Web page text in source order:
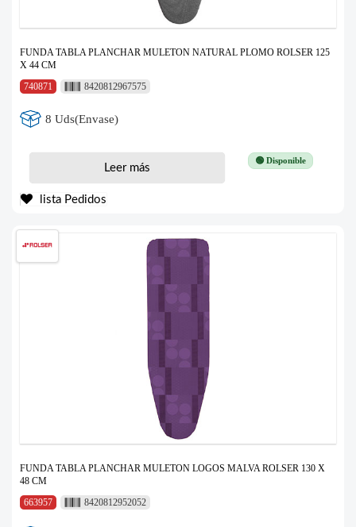
FUNDA TABLA PLANCHAR MULETON NATURAL PLOMO ROLSER 125
X 44 CM
740871
8420812967575
8 Uds(Envase)
🟢 Disponible
Leer más
lista Pedidos
FUNDA TABLA PLANCHAR MULETON LOGOS MALVA ROLSER 130 X
48 CM
663957
8420812952052